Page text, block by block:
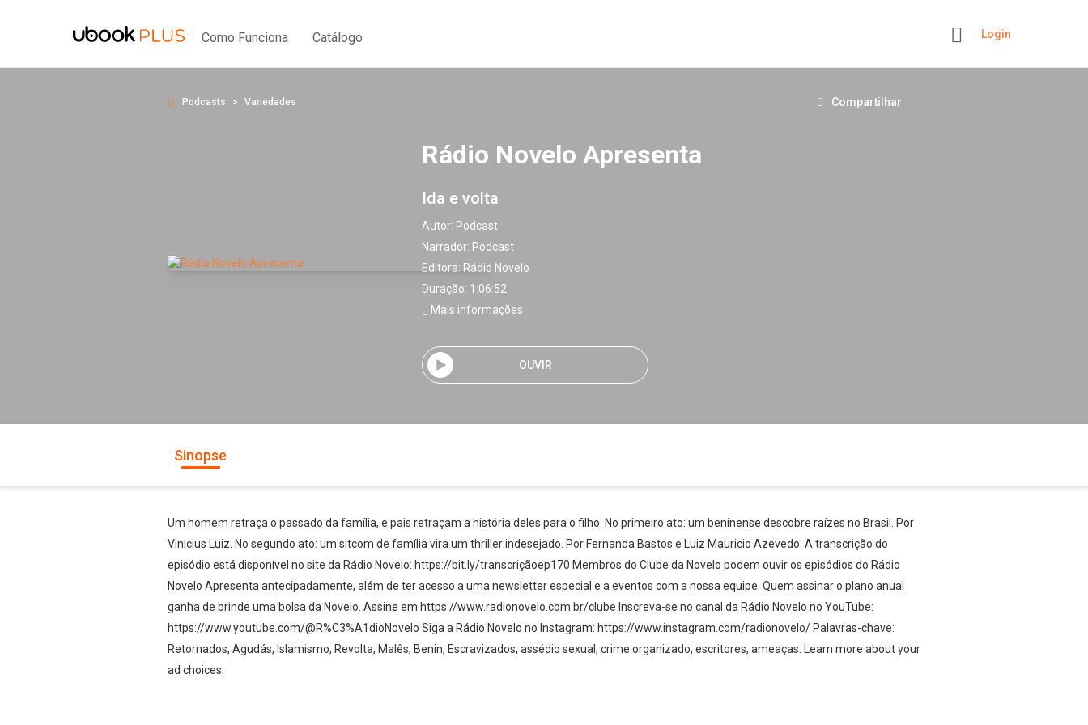
Como Funciona Catálogo Login
Podcasts Variedades Compartilhar
Rádio Novelo Apresenta
Ida e volta
Autor: Podcast
Narrador: Podcast
Editora: Rádio Novelo
Duração: 1:06:52
Mais informações
OUVIR
Sinopse
Um homem retraça o passado da família, e pais retraçam a história deles para o filho. No primeiro ato: um beninense descobre raízes no Brasil. Por
Vinicius Luiz. No segundo ato: um sitcom de família vira um thriller indesejado. Por Fernanda Bastos e Luiz Mauricio Azevedo. A transcrição do
episódio está disponível no site da Rádio Novelo: https://bit.ly/transcriçãoep170 Membros do Clube da Novelo podem ouvir os episódios do Rádio
Novelo Apresenta antecipadamente, além de ter acesso a uma newsletter especial e a eventos com a nossa equipe. Quem assinar o plano anual
ganha de brinde uma bolsa da Novelo. Assine em ⁠⁠⁠⁠⁠⁠https://www.radionovelo.com.br/clube⁠⁠⁠ Inscreva-se no canal da Rádio Novelo no YouTube:
https://www.youtube.com/@R%C3%A1dioNovelo Siga a Rádio Novelo no Instagram: https://www.instagram.com/radionovelo/ Palavras-chave:
Retornados, Agudás, Islamismo, Revolta, Malês, Benin, Escravizados, assédio sexual, crime organizado, escritores, ameaças. Learn more about your
ad choices.
Whatsapp Facebook Twitter E-mail